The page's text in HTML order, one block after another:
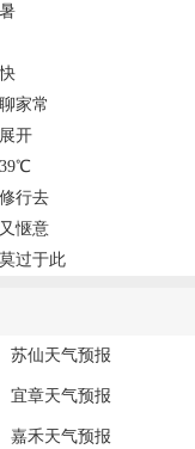
家常
开
行去
惬意
过于此
苏仙天气预报
宜章天气预报
嘉禾天气预报